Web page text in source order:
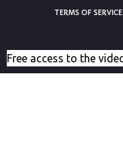
TERMS OF SERVICE